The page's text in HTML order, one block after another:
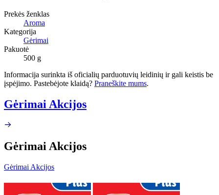
Prekės ženklas
Aroma
Kategorija
Gėrimai
Pakuotė
500 g
Informacija surinkta iš oficialių parduotuvių leidinių ir gali keistis be
įspėjimo. Pastebėjote klaidą? Praneškite mums.
Gėrimai Akcijos
Gėrimai Akcijos
Gėrimai Akcijos